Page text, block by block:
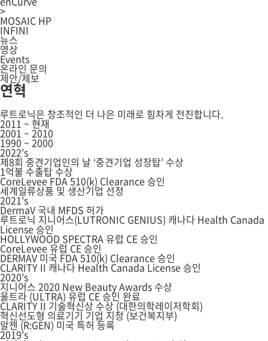
>
MOSAIC HP
INFINI
뉴스
영상
Events
온라인 문의
제안/제보
연혁
루트로닉은 창조적인 더 나은 미래로 힘차게 전진합니다.
2011 ~ 현재
2001 ~ 2010
1990 ~ 2000
2022's
제8회 중견기업인의 날 ‘중견기업 성장탑’ 수상
1억불 수출탑 수상
CoreLevee FDA 510(k) Clearance 승인
세계일류상품 및 생산기업 선정
2021's
DermaV 국내 MFDS 허가
루트로닉 지니어스(LUTRONIC GENIUS) 캐나다 Health Canada
License 승인
HOLLYWOOD SPECTRA 유럽 CE 승인
CoreLevee 유럽 CE 승인
DERMAV 미국 FDA 510(k) Clearance 승인
CLARITY II 캐나다 Health Canada License 승인
2020's
지니어스 2020 New Beauty Awards 수상
울트라 (ULTRA) 유럽 CE 승인 완료
CLARITY II 기술혁신상 수상 (대한의학레이저학회)
혁신선도형 의료기기 기업 지정 (보건복지부)
알젠 (R:GEN) 미국 특허 등록
2019's